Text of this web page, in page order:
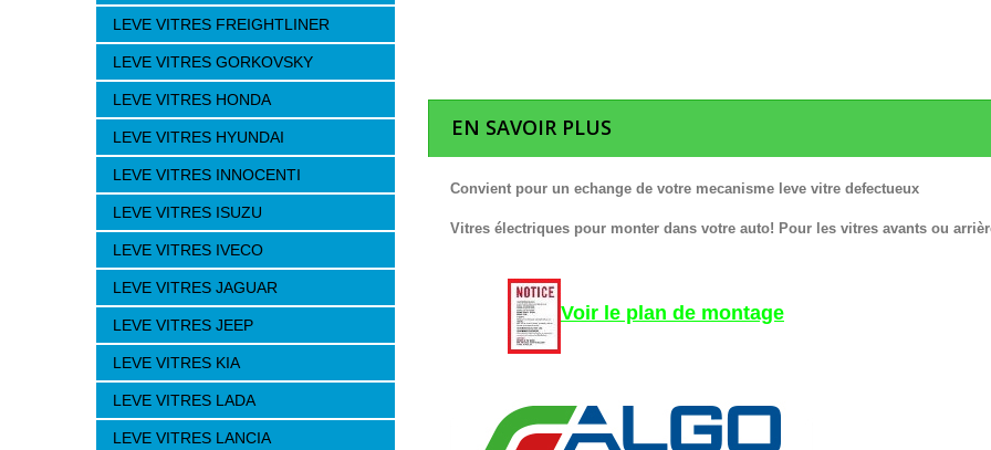
LEVE VITRES FREIGHTLINER
LEVE VITRES GORKOVSKY
LEVE VITRES HONDA
LEVE VITRES HYUNDAI
LEVE VITRES INNOCENTI
LEVE VITRES ISUZU
LEVE VITRES IVECO
LEVE VITRES JAGUAR
LEVE VITRES JEEP
LEVE VITRES KIA
LEVE VITRES LADA
LEVE VITRES LANCIA
EN SAVOIR PLUS
Convient pour un echange de votre mecanisme leve vitre defectueux
Vitres électriques pour monter dans votre auto! Pour les vitres avants ou
Voir le plan de montage